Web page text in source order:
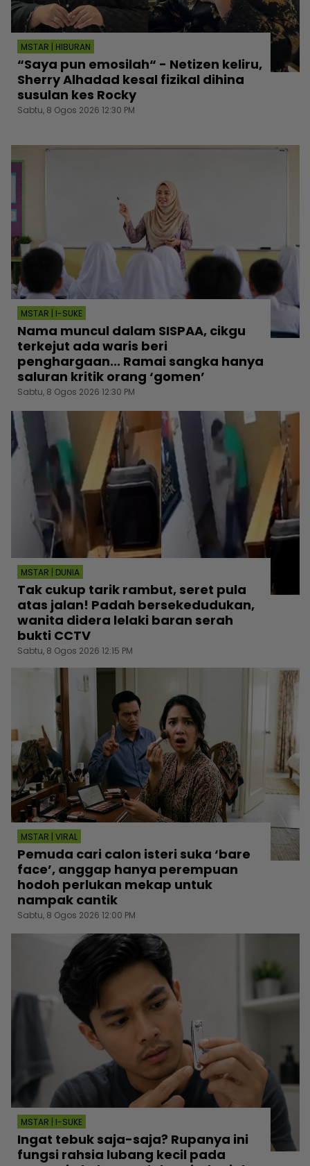
MSTAR | HIBURAN
“Saya pun emosilah“ - Netizen keliru,
Sherry Alhadad kesal fizikal dihina
susulan kes Rocky
Sabtu, 8 Ogos 2026 12:30 PM
MSTAR | I-SUKE
Nama muncul dalam SISPAA, cikgu
terkejut ada waris beri
penghargaan... Ramai sangka hanya
saluran kritik orang ‘gomen’
Sabtu, 8 Ogos 2026 12:30 PM
MSTAR | DUNIA
Tak cukup tarik rambut, seret pula
atas jalan! Padah bersekedudukan,
wanita didera lelaki baran serah
bukti CCTV
Sabtu, 8 Ogos 2026 12:15 PM
MSTAR | VIRAL
Pemuda cari calon isteri suka ‘bare
face’, anggap hanya perempuan
hodoh perlukan mekap untuk
nampak cantik
Sabtu, 8 Ogos 2026 12:00 PM
MSTAR | I-SUKE
Ingat tebuk saja-saja? Rupanya ini
fungsi rahsia lubang kecil pada